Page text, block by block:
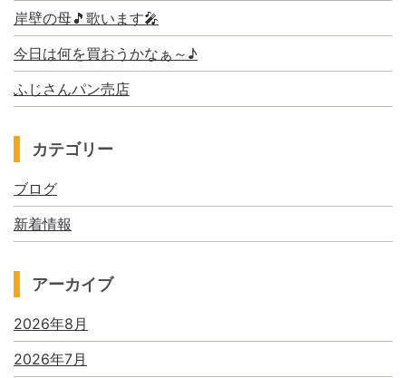
岸壁の母🎵歌います🎤
今日は何を買おうかなぁ～♪
ふじさんパン売店
カテゴリー
ブログ
新着情報
アーカイブ
2026年8月
2026年7月